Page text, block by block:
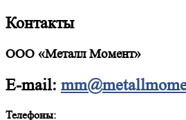
Контакты
ООО «Металл Момент»
E-mail:
Телефоны: